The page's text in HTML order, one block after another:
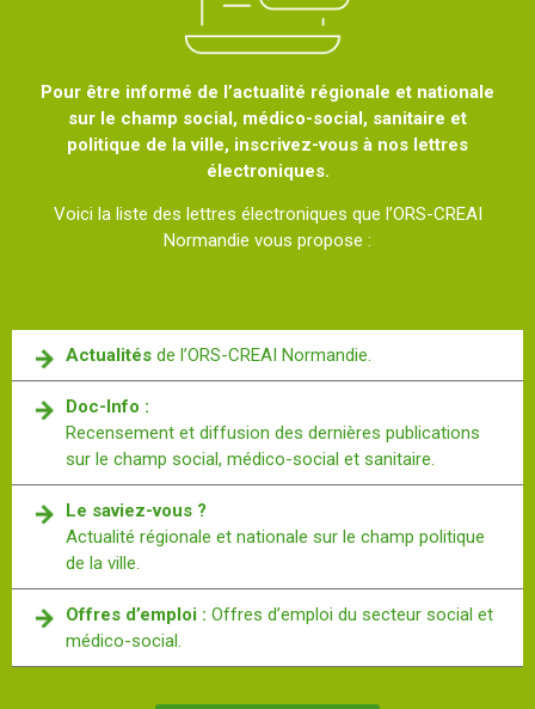
Pour être informé de l’actualité régionale et nationale
sur le champ social, médico-social, sanitaire et
politique de la ville, inscrivez-vous à nos lettres
électroniques.
Voici la liste des lettres électroniques que l’ORS-CREAI
Normandie vous propose :
Actualités de l’ORS-CREAI Normandie.
Doc-Info :
Recensement et diffusion des dernières publications
sur le champ social, médico-social et sanitaire.
Le saviez-vous ?
Actualité régionale et nationale sur le champ politique
de la ville.
Offres d’emploi : Offres d’emploi du secteur social et
médico-social.